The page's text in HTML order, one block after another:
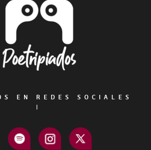
EN REDES SOCIALES
|